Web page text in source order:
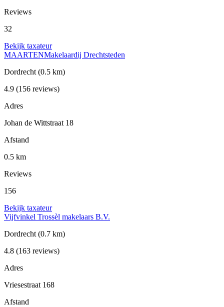
Reviews
32
Bekijk taxateur
MAARTENMakelaardij Drechtsteden
Dordrecht (0.5 km)
4.9 (156 reviews)
Adres
Johan de Wittstraat 18
Afstand
0.5 km
Reviews
156
Bekijk taxateur
Vijfvinkel Trossèl makelaars B.V.
Dordrecht (0.7 km)
4.8 (163 reviews)
Adres
Vriesestraat 168
Afstand